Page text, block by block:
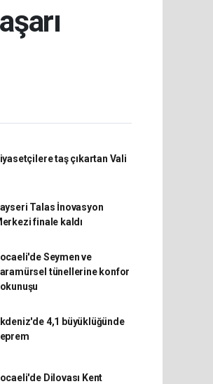
taş çıkartan Vali
Talas İnovasyon
finale kaldı
Seymen ve
tünellerine konfor
4,1 büyüklüğünde
Dilovası Kent